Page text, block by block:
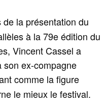
la présentation du
à la 79e édition du
Vincent Cassel a
son ex-compagne
comme la figure
le mieux le festival.